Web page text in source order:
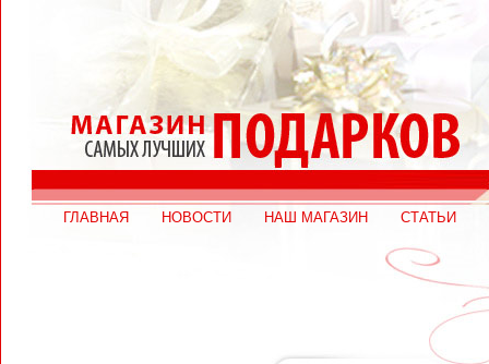
ГЛАВНАЯ НОВОСТИ НАШ МАГАЗИН СТАТЬИ